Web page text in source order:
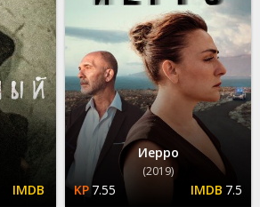
Иерро
(2019)
7.55 7.5